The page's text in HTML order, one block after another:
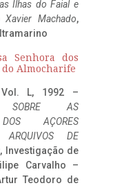
Ilhas do Faial e
Machado,
Senhora dos
do Almocharife
L, 1992 –
SOBRE AS
DOS AÇORES
ARQUIVOS DE
, Investigação de
Carvalho –
Teodoro de